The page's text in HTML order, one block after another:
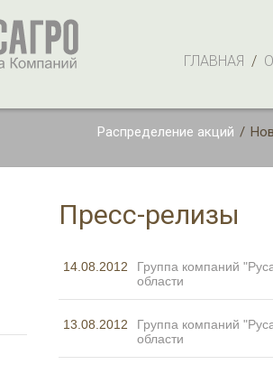
ГЛАВНАЯ /
Распределение акций /
Пресс-релизы
14.08.2012
Группа компаний
области
13.08.2012
Группа компаний
области